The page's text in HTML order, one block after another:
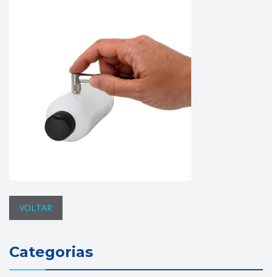
VOLTAR
Categorias